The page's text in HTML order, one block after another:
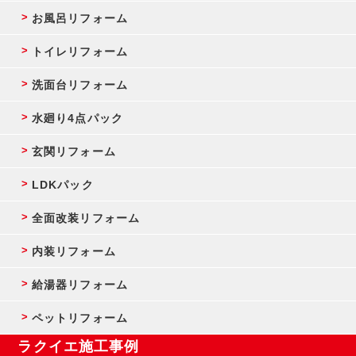
お風呂リフォーム
トイレリフォーム
洗面台リフォーム
水廻り4点パック
玄関リフォーム
LDKパック
全面改装リフォーム
内装リフォーム
給湯器リフォーム
ペットリフォーム
ラクイエ施工事例